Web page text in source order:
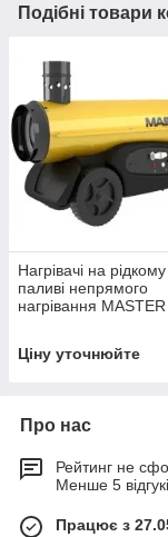
Подібні товари
Нагрівачі на рідкому
паливі непрямого
нагрівання
Ціну уточнюйте
Про нас
Рейтинг не
Менше 5
Працює з